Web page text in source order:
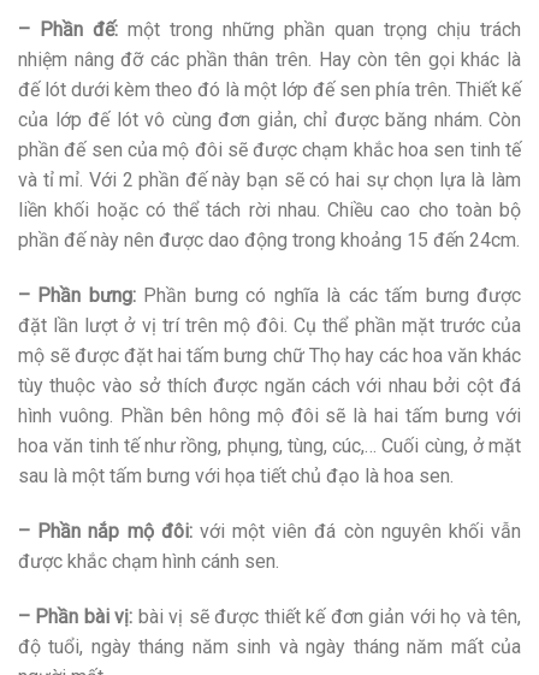
– Phần đế: một trong những phần quan trọng chịu trách
nhiệm nâng đỡ các phần thân trên. Hay còn tên gọi khác là
đế lót dưới kèm theo đó là một lớp đế sen phía trên. Thiết kế
của lớp đế lót vô cùng đơn giản, chỉ được băng nhám. Còn
phần đế sen của mộ đôi sẽ được chạm khắc hoa sen tinh tế
và tỉ mỉ. Với 2 phần đế này bạn sẽ có hai sự chọn lựa là làm
liền khối hoặc có thể tách rời nhau. Chiều cao cho toàn bộ
phần đế này nên được dao động trong khoảng 15 đến 24cm.
– Phần bưng:Phần bưng có nghĩa là các tấm bưng được
đặt lần lượt ở vị trí trên mộ đôi. Cụ thể phần mặt trước của
mộ sẽ được đặt hai tấm bưng chữ Thọ hay các hoa văn khác
tùy thuộc vào sở thích được ngăn cách với nhau bởi cột đá
hình vuông. Phần bên hông mộ đôi sẽ là hai tấm bưng với
hoa văn tinh tế như rồng, phụng, tùng, cúc,… Cuối cùng, ở mặt
sau là một tấm bưng với họa tiết chủ đạo là hoa sen.
– Phần nắp mộ đôi:với một viên đá còn nguyên khối vẫn
được khắc chạm hình cánh sen.
– Phần bài vị: bài vị sẽ được thiết kế đơn giản với họ và tên,
độ tuổi, ngày tháng năm sinh và ngày tháng năm mất của